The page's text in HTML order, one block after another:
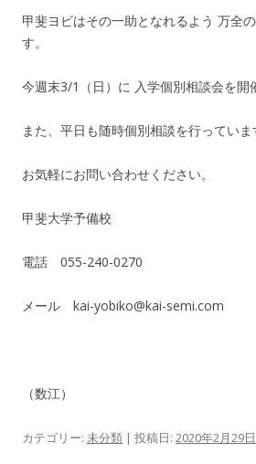
甲斐ヨビはその一助となれるよう 万全
す。
今週末3/1（日）に 入学個別相談会を開
また、平日も随時個別相談を行っていま
お気軽にお問い合わせください。
甲斐大学予備校
電話 055-240-0270
メール kai-yobiko@kai-semi.com
（数江）
カテゴリー: 未分類 | 投稿日: 2020年2月29日